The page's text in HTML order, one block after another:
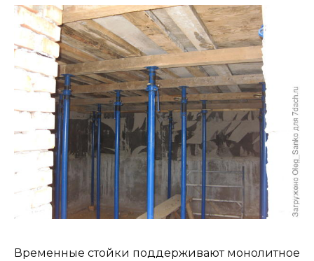
Временные стойки поддерживают монолитное